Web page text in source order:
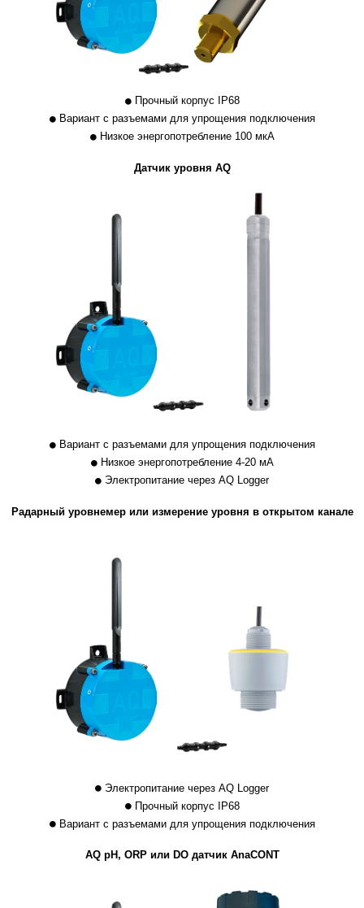
Прочный корпус IP68
Вариант с разъемами для упрощения подключения
Низкое энергопотребление 100 мкА
Датчик уровня AQ
Вариант с разъемами для упрощения подключения
Низкое энергопотребление 4-20 мА
Электропитание через AQ Logger
Радарный уровнемер или измерение уровня в открытом канале
Электропитание через AQ Logger
Прочный корпус IP68
Вариант с разъемами для упрощения подключения
AQ pH, ORP или DO датчик AnaCONT